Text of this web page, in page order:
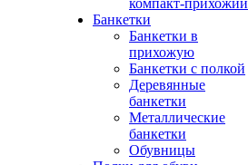
компакт-прихожии
Банкетки
Банкетки в
прихожую
Банкетки с полкой
Деревянные
банкетки
Металлические
банкетки
Обувницы